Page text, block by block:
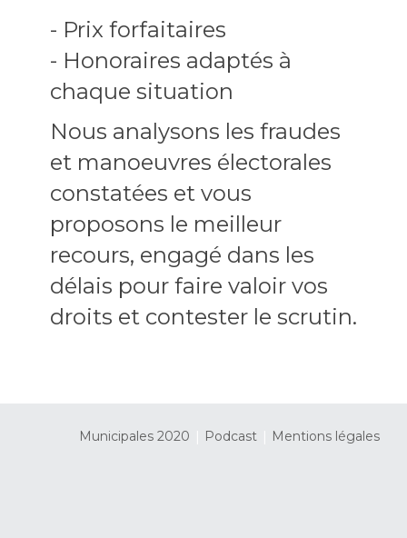
- Prix forfaitaires
- Honoraires adaptés à
chaque situation
Nous analysons les fraudes
et manoeuvres électorales
constatées et vous
proposons le meilleur
recours, engagé dans les
délais pour faire valoir vos
droits et contester le scrutin.
Municipales 2020 Podcast Mentions légales